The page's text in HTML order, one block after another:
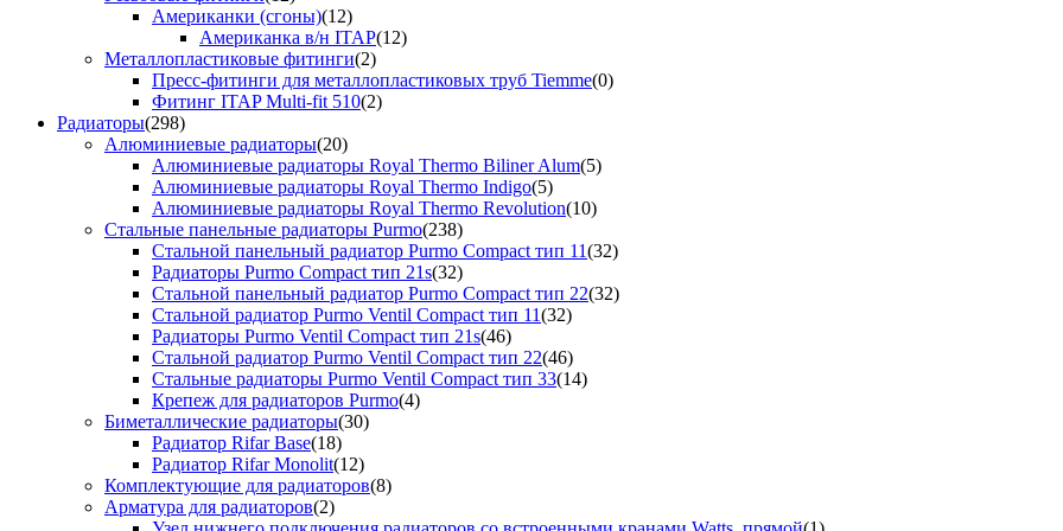
Американки (сгоны)(12)
Американка в/н ITAP(12)
Металлопластиковые фитинги(2)
Пресс-фитинги для металлопластиковых труб Tiemme(0)
Фитинг ITAP Multi-fit 510(2)
Радиаторы(298)
Алюминиевые радиаторы(20)
Алюминиевые радиаторы Royal Thermo Biliner Alum(5)
Алюминиевые радиаторы Royal Thermo Indigo(5)
Алюминиевые радиаторы Royal Thermo Revolution(10)
Стальные панельные радиаторы Purmo(238)
Стальной панельный радиатор Purmo Compact тип 11(32)
Радиаторы Purmo Compact тип 21s(32)
Стальной панельный радиатор Purmo Compact тип 22(32)
Стальной радиатор Purmo Ventil Compact тип 11(32)
Радиаторы Purmo Ventil Compact тип 21s(46)
Стальной радиатор Purmo Ventil Compact тип 22(46)
Стальные радиаторы Purmo Ventil Compact тип 33(14)
Крепеж для радиаторов Purmo(4)
Биметаллические радиаторы(30)
Радиатор Rifar Base(18)
Радиатор Rifar Monolit(12)
Комплектующие для радиаторов(8)
Арматура для радиаторов(2)